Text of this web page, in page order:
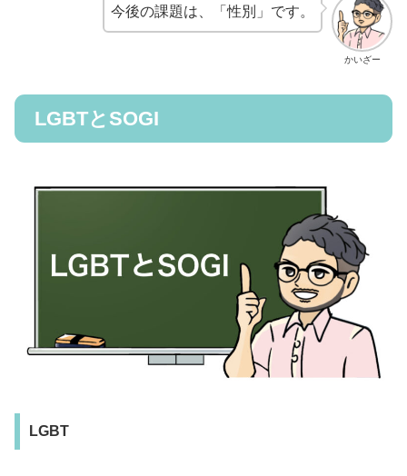
かいざー
今後の課題は、「性別」です。
LGBTとSOGI
LGBT